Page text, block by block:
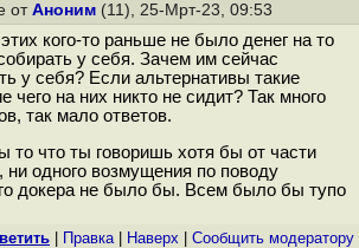
от Аноним (11), 25-Мрт-23, 09:53
кого-то раньше не было денег на то
у себя. Зачем им сейчас
у себя? Если альтернативы такие
чего на них никто не сидит? Так много
так мало ответов.
то что ты говоришь хотя бы от части
ни одного возмущения по поводу
докера не было бы. Всем было бы тупо
Правка| Наверх Cообщить модератору